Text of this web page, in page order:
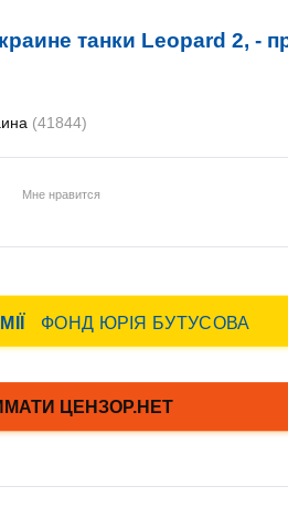
танки Leopard 2, -
(41844)
Мне нравится